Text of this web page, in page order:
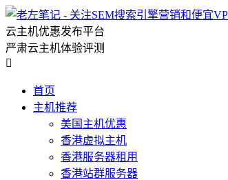
云主机优惠发布平台
严肃云主机体验评测

首页
主机推荐
美国主机优惠
香港虚拟主机
香港服务器租用
香港站群服务器